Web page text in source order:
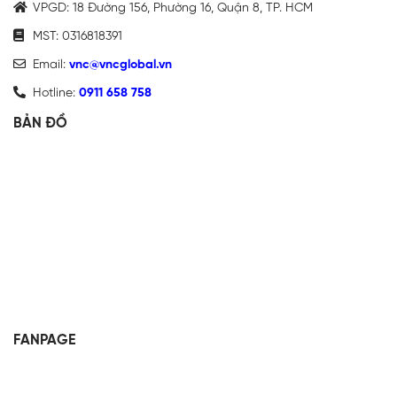
VPGD: 18 Đường 156, Phường 16, Quận 8, TP. HCM
MST: 0316818391
Email: vnc@vncglobal.vn
Hotline: 0911 658 758
BẢN ĐỒ
FANPAGE